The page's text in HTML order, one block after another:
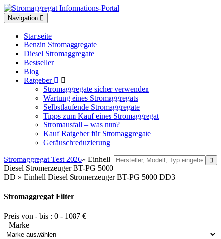
Toggle
navigation
Navigation
Startseite
Benzin Stromaggregate
Diesel Stromaggregate
Bestseller
Blog
Ratgeber
Stromaggregate sicher verwenden
Wartung eines Stromaggregats
Selbstlaufende Stromaggregate
Tipps zum Kauf eines Stromaggregat
Stromausfall – was nun?
Kauf Ratgeber für Stromaggregate
Geräuschreduzierung
Stromaggregat Test 2026» Einhell
Diesel Stromerzeuger BT-PG 5000
DD » Einhell Diesel Stromerzeuger BT-PG 5000 DD3
Stromaggregat Filter
Preis von - bis : 0 - 1087 €
Marke